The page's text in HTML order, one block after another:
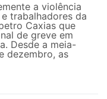
a violência
trabalhadores da
Caxias que
de greve em
Desde a meia-
dezembro, as